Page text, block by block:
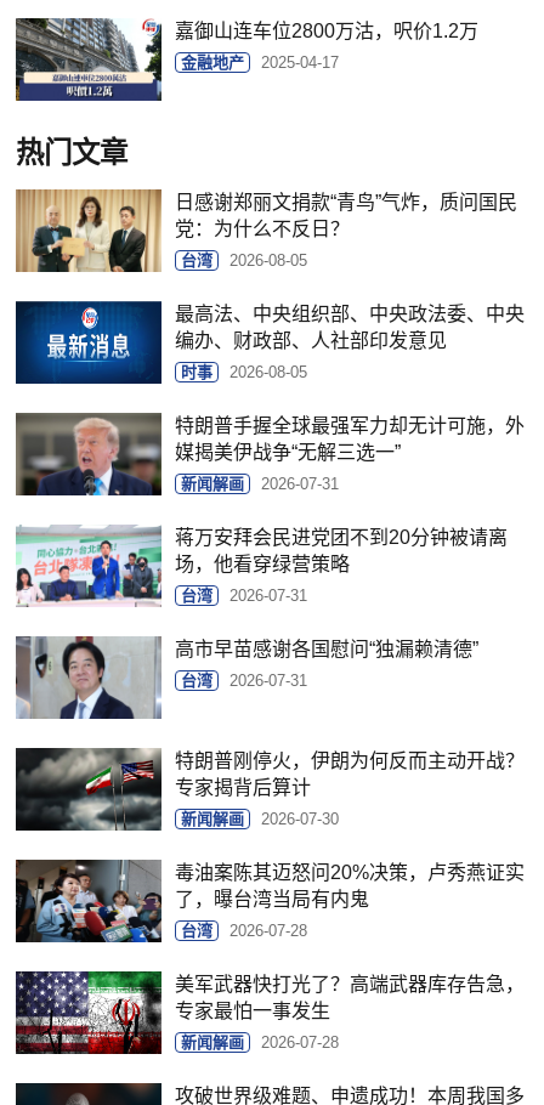
嘉御山连车位2800万沽，呎价1.2万
金融地产 2025-04-17
热门文章
日感谢郑丽文捐款“青鸟”气炸，质问国民
党：为什么不反日？
台湾 2026-08-05
最高法、中央组织部、中央政法委、中央
编办、财政部、人社部印发意见
时事 2026-08-05
特朗普手握全球最强军力却无计可施，外
媒揭美伊战争“无解三选一”
新闻解画 2026-07-31
蒋万安拜会民进党团不到20分钟被请离
场，他看穿绿营策略
台湾 2026-07-31
高市早苗感谢各国慰问“独漏赖清德”
台湾 2026-07-31
特朗普刚停火，伊朗为何反而主动开战？
专家揭背后算计
新闻解画 2026-07-30
毒油案陈其迈怒问20%决策，卢秀燕证实
了，曝台湾当局有内鬼
台湾 2026-07-28
美军武器快打光了？高端武器库存告急，
专家最怕一事发生
新闻解画 2026-07-28
攻破世界级难题、申遗成功！本周我国多